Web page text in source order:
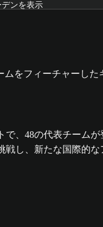
ンを表示
、48の代表チーム
し、新たな国際的